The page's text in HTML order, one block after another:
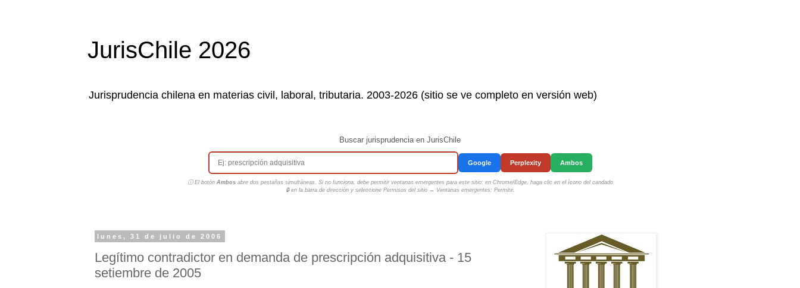
JurisChile 2026
Jurisprudencia chilena en materias civil, laboral, tributaria. 2003-2026 (sitio se ve completo en versión web)
Buscar jurisprudencia en JurisChile
Google Perplexity Ambos
ⓘ El botón Ambosabre dos pestañas simultáneas. Si no funciona, debe permitir ventanas emergentes para este sitio: en Chrome/Edge, haga clic en el ícono del candado
🔒 en la barra de dirección y seleccione Permisos del sitio → Ventanas emergentes: Permitir.
lunes, 31 de julio de 2006
Legítimo contradictor en demanda de prescripción adquisitiva - 15
setiembre de 2005